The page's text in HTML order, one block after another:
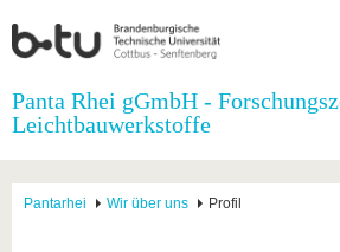
Startseite
UniversitätForschung Studium International
Panta Rhei gGmbH -
Leichtbauwerkstoffe
Pantarhei Wir über uns Profil